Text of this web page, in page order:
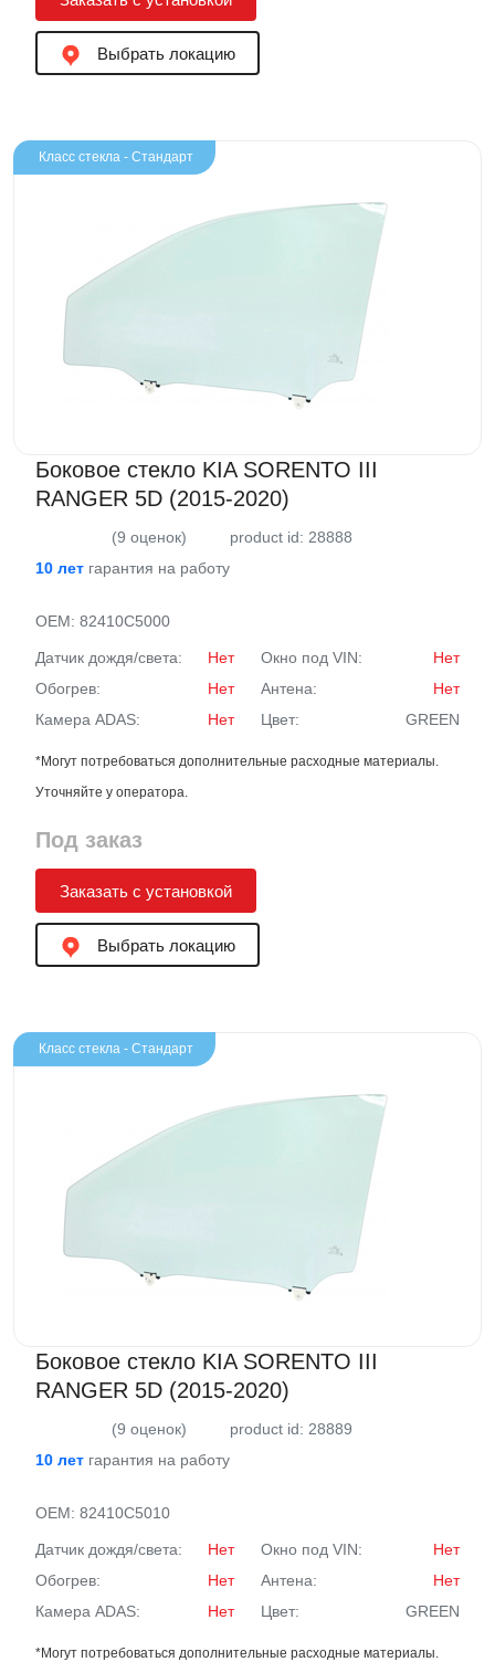
Выбрать локацию
Класс стекла - Стандарт
Боковое стекло KIA SORENTO III
RANGER 5D (2015-2020)
(9 оценок)
product id: 28888
10 лет гарантия на работу
OEM: 82410C5000
Датчик дождя/света: Нет Окно под VIN:
Нет
Обогрев:
Нет Антена:
Нет
Камера ADAS:
Нет Цвет: GREEN
*Могут потребоваться дополнительные расходные материалы.
Уточняйте у оператора.
Под заказ
Заказать с установкой
Выбрать локацию
Класс стекла - Стандарт
Боковое стекло KIA SORENTO III
RANGER 5D (2015-2020)
(9 оценок)
product id: 28889
10 лет гарантия на работу
OEM: 82410C5010
Датчик дождя/света: Нет Окно под VIN:
Нет
Обогрев:
Нет Антена:
Нет
Камера ADAS:
Нет Цвет: GREEN
*Могут потребоваться дополнительные расходные материалы.